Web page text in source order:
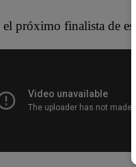
el próximo finalista de